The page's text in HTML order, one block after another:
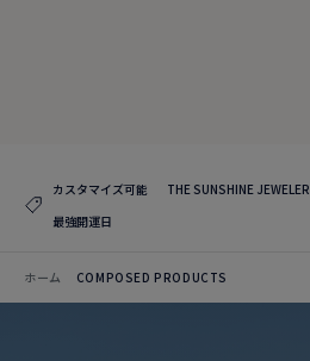
カスタマイズ可能
THE SUNSHINE
最強開運日
ホーム COMPOSED PRODUCTS